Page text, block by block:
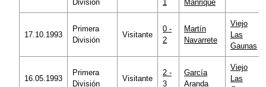
División
1
Manrique
17.10.1993
Primera
División
Visitante
0 -
2
Martín
Navarrete
Viejo
Las
Gaunas
16.05.1993
Primera
División
Visitante
2 -
3
García
Aranda
Viejo
Las